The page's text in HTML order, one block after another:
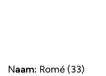
Naam: Romé (33)